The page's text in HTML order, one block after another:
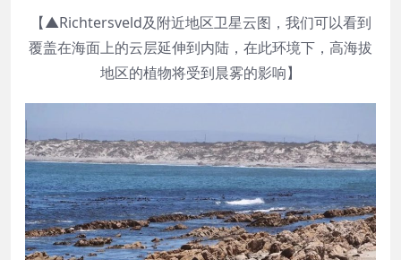
【▲Richtersveld及附近地区卫星云图，我们可以看到
覆盖在海面上的云层延伸到内陆，在此环境下，高海拔
地区的植物将受到晨雾的影响】